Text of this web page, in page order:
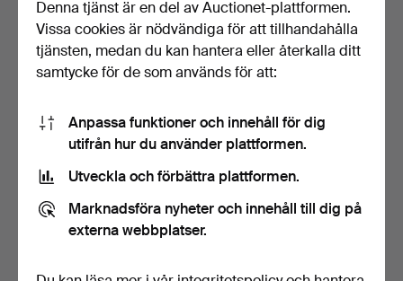
VIKVÄGG, skuren och
bemålad dekor, Japan, …
6 dagar
SÄNGGAVEL, 1900-tal,
6 dagar
Denna tjänst är en del av Auctionet-plattformen.
Vissa cookies är nödvändiga för att tillhandahålla
tjänsten, medan du kan hantera eller återkalla ditt
samtycke för de som används för att:
Anpassa funktioner och innehåll för dig
utifrån hur du använder plattformen.
Utveckla och förbättra plattformen.
Marknadsföra nyheter och innehåll till dig på
externa webbplatser.